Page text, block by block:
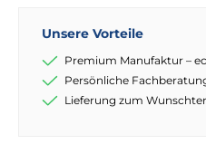
Unsere Vorteile
Premium Manufaktur –
Persönliche
Lieferung zum